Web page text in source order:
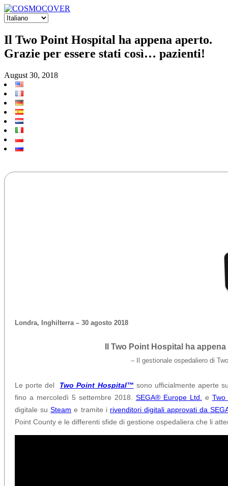
Il Two Point Hospital ha appena aperto.
Grazie per essere stati così… pazienti!
August 30, 2018
Londra, Inghilterra – 30 agosto 2018
Il Two Point Hospital ha
– Il gestionale ospedaliero di
Le porte del Two Point Hospital™ sono ufficialmente aperte
fino a mercoledì 5 settembre 2018. SEGA® Europe Ltd. e
digitale suSteam e tramite i rivenditori digitali approvati da
Point County e le differenti sfide di gestione ospedaliera che li